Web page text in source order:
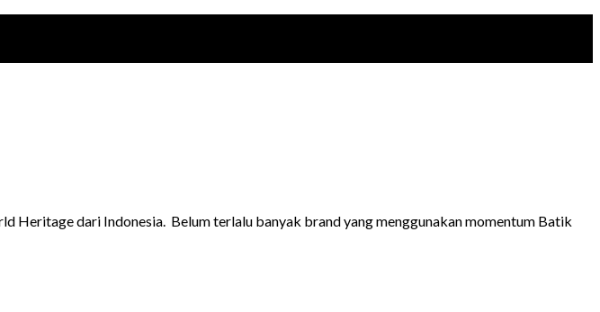
dari Indonesia. Belum terlalu banyak brand yang menggunakan momentum Batik